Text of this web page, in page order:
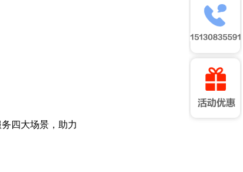
四大场景，助力